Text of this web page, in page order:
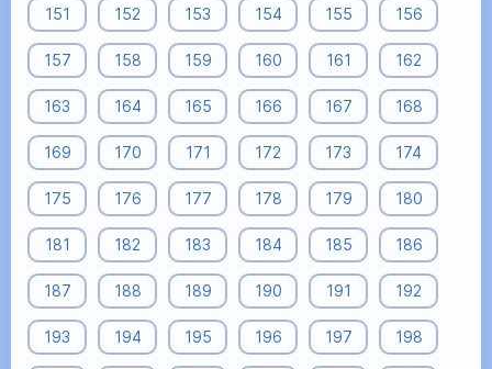
151 152 153 154 155 156
157 158 159 160 161 162
163 164 165 166 167 168
169 170 171 172 173 174
175 176 177 178 179 180
181 182 183 184 185 186
187 188 189 190 191 192
193 194 195 196 197 198